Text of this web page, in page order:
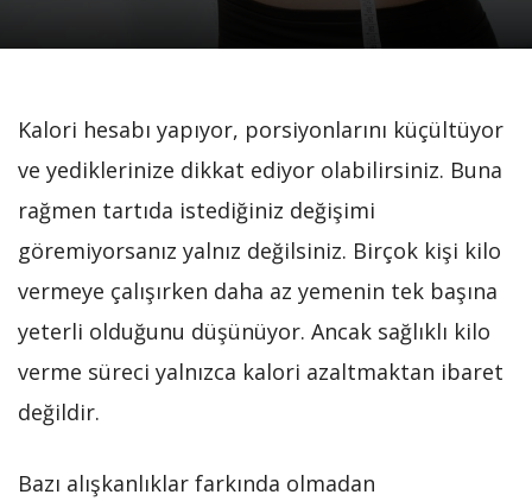
Kalori hesabı yapıyor, porsiyonlarını küçültüyor
ve yediklerinize dikkat ediyor olabilirsiniz. Buna
rağmen tartıda istediğiniz değişimi
göremiyorsanız yalnız değilsiniz. Birçok kişi kilo
vermeye çalışırken daha az yemenin tek başına
yeterli olduğunu düşünüyor. Ancak sağlıklı kilo
verme süreci yalnızca kalori azaltmaktan ibaret
değildir.
Bazı alışkanlıklar farkında olmadan